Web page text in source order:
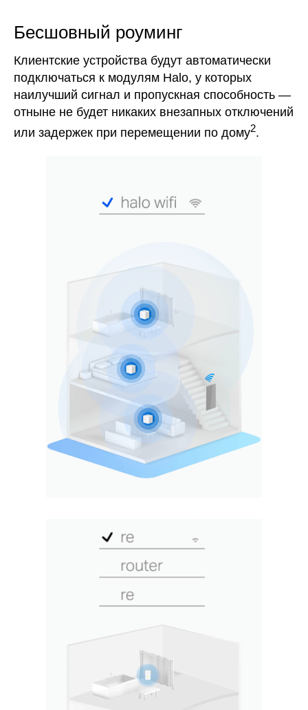
Бесшовный роуминг
Клиентские устройства будут автоматически
подключаться к модулям Halo, у которых
наилучший сигнал и пропускная способность —
отныне не будет никаких внезапных отключений
или задержек при перемещении по дому2.